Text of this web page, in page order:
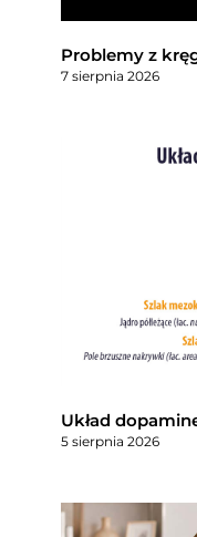
Problemy z
7 sierpnia 2026
Układ
5 sierpnia 2026